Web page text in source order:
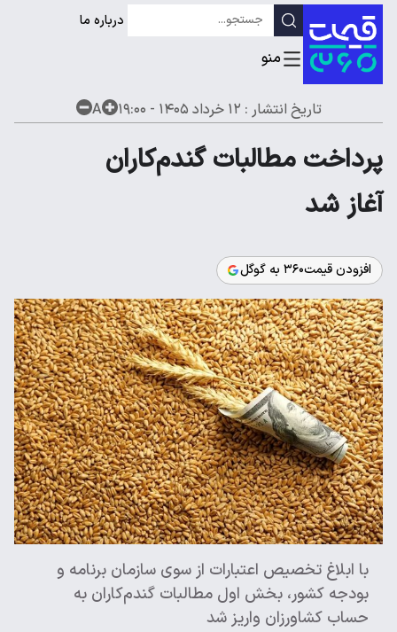
درباره ما
تاریخ انتشار : ۱۲ خرداد ۱۴۰۵ - ۱۹:۰۰ A
پرداخت مطالبات گندم‌کاران
آغاز شد
افزودن قیمت۳۶۰ به گوگل
با ابلاغ تخصیص اعتبارات از سوی سازمان برنامه و
بودجه کشور، بخش اول مطالبات گندم‌کاران به
حساب کشاورزان واریز شد